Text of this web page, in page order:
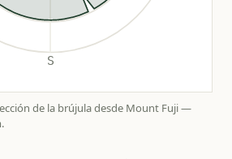
de la brújula desde Mount Fuji —